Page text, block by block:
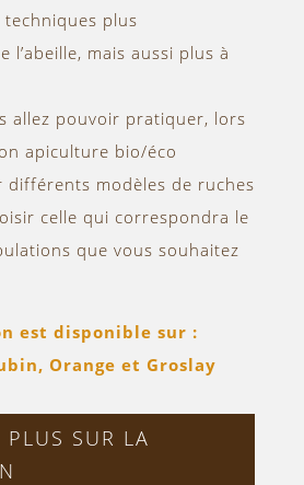
plus
l’abeille, mais aussi plus à
allez pouvoir pratiquer, lors
apiculture bio/éco
différents modèles de ruches
celle qui correspondra le
que vous souhaitez
est disponible sur :
Orange et Groslay
PLUS SUR LA